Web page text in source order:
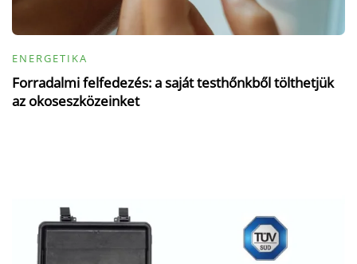
ENERGETIKA
Forradalmi felfedezés: a saját testhőnkből tölthetjük
az okoseszközeinket